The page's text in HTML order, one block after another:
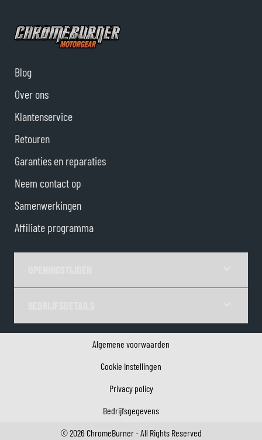
Blog
Over ons
Klantenservice
Retouren
Garanties en reparaties
Neem contact op
Samenwerkingen
Affiliate programma
Algemene voorwaarden
Cookie Instellingen
Privacy policy
Bedrijfsgegevens
©2026 ChromeBurner - All Rights Reserved